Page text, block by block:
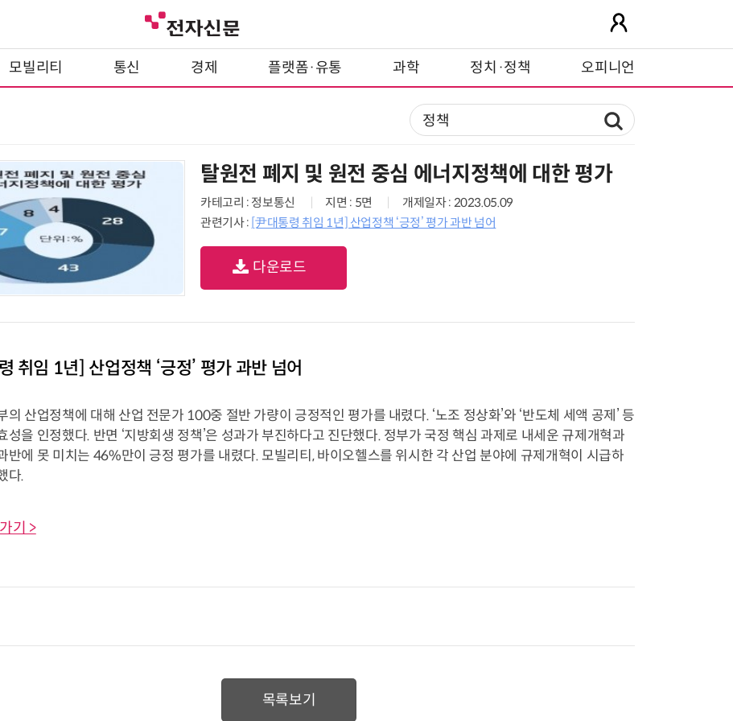
모빌리티 통신 경제 플랫폼·유통 과학 정치·정책 오피니언
탈원전 폐지 및 원전 중심 에너지정책에 대한 평가
카테고리 : 정보통신 지면 : 5면
개제일자 : 2023.05.09
관련기사 : [尹대통령 취임 1년] 산업정책 ‘긍정’ 평가 과반 넘어
다운로드
취임 1년] 산업정책 ‘긍정’ 평가 과반 넘어
의 산업정책에 대해 산업 전문가 100중 절반 가량이 긍정적인 평가를 내렸다. ‘노조 정상화’와 ‘반도체 세액 공제’ 등
성을 인정했다. 반면 ‘지방회생 정책’은 성과가 부진하다고 진단했다. 정부가 국정 핵심 과제로 내세운 규제개혁과
반에 못 미치는 46%만이 긍정 평가를 내렸다. 모빌리티, 바이오헬스를 위시한 각 산업 분야에 규제개혁이 시급하
다.
기 >
목록보기